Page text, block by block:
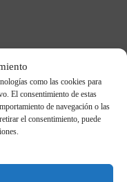
como las cookies para
El consentimiento de estas
de navegación o las
el consentimiento, puede